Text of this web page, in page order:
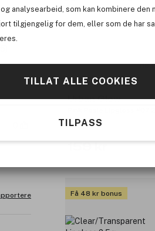
analysearbeid, som kan kombinere den
tilgjengelig for dem, eller som de har
TILLAT ALLE COOKIES
TILPASS
Urban Glow
Få 48 kr bonus